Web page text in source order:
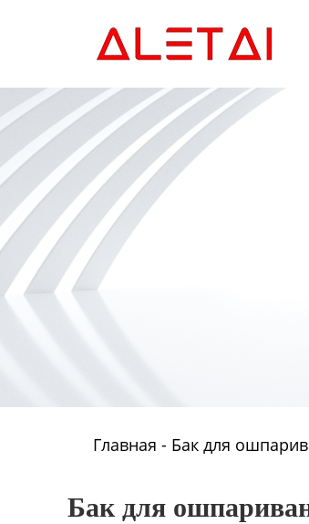
Новости
О Hас
Контакты
Главная - Бак для
Бак для